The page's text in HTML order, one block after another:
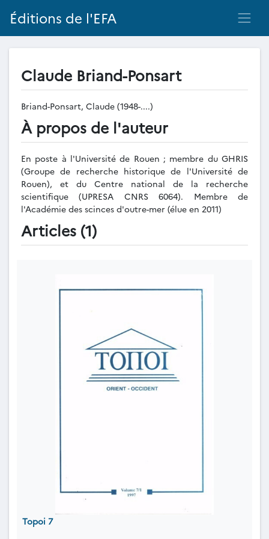
Éditions de l'EFA
Claude Briand-Ponsart
Briand-Ponsart, Claude (1948-....)
À propos de l'auteur
En poste à l'Université de Rouen ; membre du GHRIS
(Groupe de recherche historique de l'Université de
Rouen), et du Centre national de la recherche
scientifique (UPRESA CNRS 6064). Membre de
l'Académie des scinces d'outre-mer (élue en 2011)
Articles (1)
Topoi 7